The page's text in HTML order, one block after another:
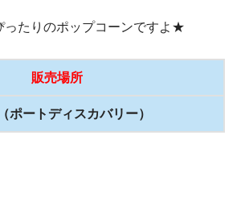
ったりのポップコーンですよ★
販売場所
ポートディスカバリー）